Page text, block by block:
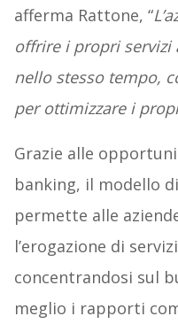
afferma Rattone, “
offrire i propri servizi
nello stesso tempo,
per ottimizzare i
Grazie alle
banking, il modello
permette alle
l’erogazione di
concentrandosi sul
meglio i rapporti